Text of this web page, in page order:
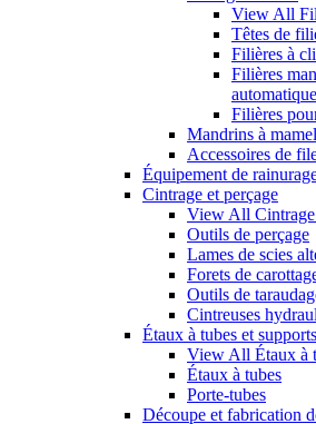
View All
Têtes de
Filières à
Filières
automatique
Filières
Mandrins à
Accessoires de
Équipement de
Cintrage et perçage
View All Cintrage
Outils de perçage
Lames de scies
Forets de
Outils de
Cintreuses
Étaux à tubes et supports
View All Étaux à
Étaux à tubes
Porte-tubes
Découpe et fabrication